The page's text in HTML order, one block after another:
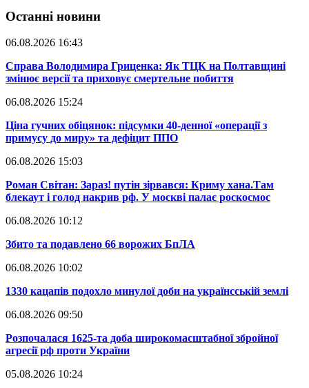
Останні новини
06.08.2026 16:43
​Справа Володимира Гриценка: Як ТЦК на Полтавщині
змінює версії та приховує смертельне побиття
06.08.2026 15:24
​Ціна гучних обіцянок: підсумки 40-денної «операції з
примусу до миру» та дефіцит ППО
06.08.2026 15:03
​Роман Світан: Зараз! путін зірвався: Криму хана.Там
блекаут і голод накрив рф. У москві палає роскосмос
06.08.2026 10:12
​Збито та подавлено 66 ворожих БпЛА
06.08.2026 10:02
​1330 кацапів подохло минулої доби на українсській землі
06.08.2026 09:50
​Розпочалася 1625-та доба широкомасштабної збройної
агресії рф проти України
05.08.2026 10:24